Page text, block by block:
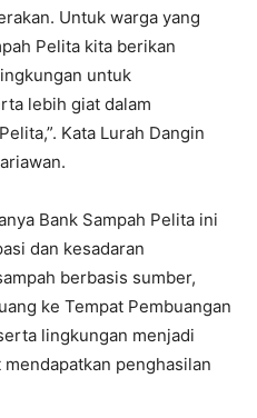
Untuk warga yang
Pelita kita berikan
untuk
lebih giat dalam
Kata Lurah Dangin
Bank Sampah Pelita ini
dan kesadaran
berbasis sumber,
ke Tempat Pembuangan
lingkungan menjadi
penghasilan